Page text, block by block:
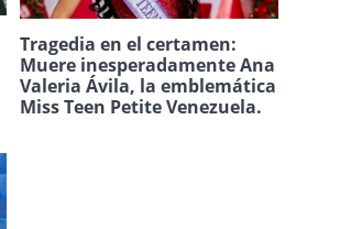
Tragedia en el certamen:
Muere inesperadamente Ana
Valeria Ávila, la emblemática
Miss Teen Petite Venezuela.